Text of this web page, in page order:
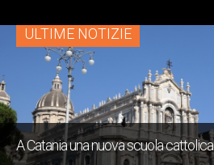
ULTIME NOTIZIE
A Catania una nuova scuola cattolica